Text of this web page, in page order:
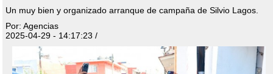
Un muy bien y organizado arranque de campaña de Silvio Lagos.
Por: Agencias
2025-04-29 - 14:17:23 /